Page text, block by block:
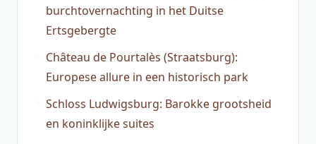
burchtovernachting in het Duitse
Ertsgebergte
Château de Pourtalès (Straatsburg):
Europese allure in een historisch park
Schloss Ludwigsburg: Barokke grootsheid
en koninklijke suites